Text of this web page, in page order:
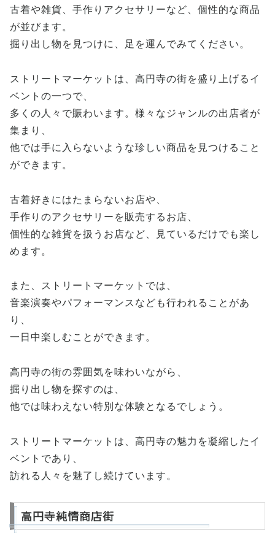
古着や雑貨、手作りアクセサリーなど、個性的な商品
が並びます。
掘り出し物を見つけに、足を運んでみてください。
ストリートマーケットは、高円寺の街を盛り上げるイ
ベントの一つで、
多くの人々で賑わいます。様々なジャンルの出店者が
集まり、
他では手に入らないような珍しい商品を見つけること
ができます。
古着好きにはたまらないお店や、
手作りのアクセサリーを販売するお店、
個性的な雑貨を扱うお店など、見ているだけでも楽し
めます。
また、ストリートマーケットでは、
音楽演奏やパフォーマンスなども行われることがあ
り、
一日中楽しむことができます。
高円寺の街の雰囲気を味わいながら、
掘り出し物を探すのは、
他では味わえない特別な体験となるでしょう。
ストリートマーケットは、高円寺の魅力を凝縮したイ
ベントであり、
訪れる人々を魅了し続けています。
高円寺純情商店街